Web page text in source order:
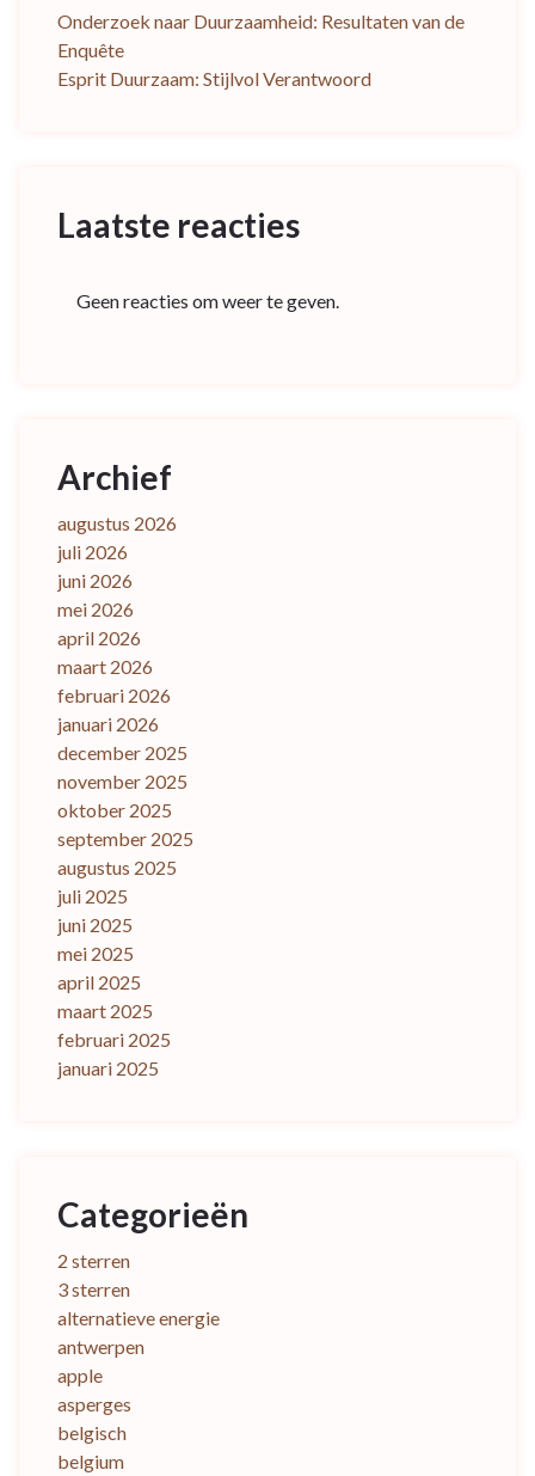
Onderzoek naar Duurzaamheid: Resultaten van de
Enquête
Esprit Duurzaam: Stijlvol Verantwoord
Laatste reacties
Geen reacties om weer te geven.
Archief
augustus 2026
juli 2026
juni 2026
mei 2026
april 2026
maart 2026
februari 2026
januari 2026
december 2025
november 2025
oktober 2025
september 2025
augustus 2025
juli 2025
juni 2025
mei 2025
april 2025
maart 2025
februari 2025
januari 2025
Categorieën
2 sterren
3 sterren
alternatieve energie
antwerpen
apple
asperges
belgisch
belgium